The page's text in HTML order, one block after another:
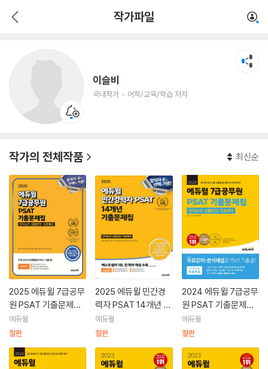
작가파일
이슬비
국내작가 어학/교육/학습 저자
어학/교육/학습 저자
작가의 전체작품 최신순
2025 에듀윌 7급공무
원 PSAT 기출문제집
(언어논리·상황판단·
자료해석)
에듀윌
절판
2025 에듀윌 민간경
력자 PSAT 14개년 기
출문제집 (언어논리·
상황판단·자료해석)
에듀윌
절판
2024 에듀윌 7급공무
원 PSAT 기출문제집
언어논리, 자료해석,
상황판단
에듀윌
절판